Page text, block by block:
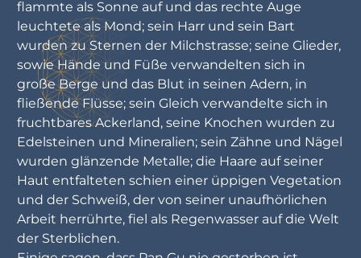
flammte als Sonne auf und das rechte Auge
leuchtete als Mond; sein Harr und sein Bart
wurden zu Sternen der Milchstrasse; seine Glieder,
sowie Hände und Füße verwandelten sich in
große Berge und das Blut in seinen Adern, in
fließende Flüsse; sein Gleich verwandelte sich in
fruchtbares Ackerland, seine Knochen wurden zu
Edelsteinen und Mineralien; sein Zähne und Nägel
wurden glänzende Metalle; die Haare auf seiner
Haut entfalteten schien einer üppigen Vegetation
und der Schweiß, der von seiner unaufhörlichen
Arbeit herrührte, fiel als Regenwasser auf die Welt
der Sterblichen.